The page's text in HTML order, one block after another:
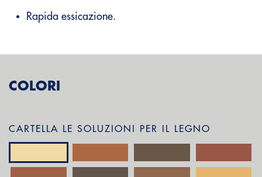
Rapida essicazione.
COLORI
CARTELLA LE SOLUZIONI PER IL LEGNO